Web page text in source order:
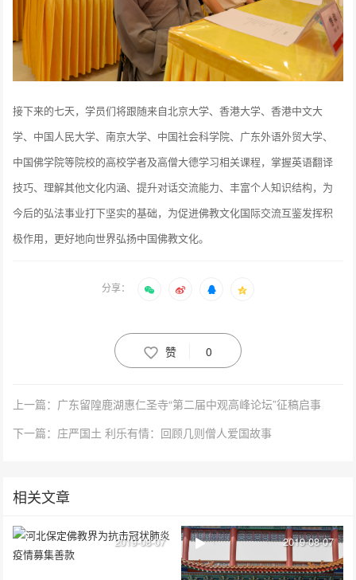
接下来的七天，学员们将跟随来自北京大学、香港大学、香港中文大
学、中国人民大学、南京大学、中国社会科学院、广东外语外贸大学、
中国佛学院等院校的高校学者及高僧大德学习相关课程，掌握英语翻译
技巧、理解其他文化内涵、提升对话交流能力、丰富个人知识结构，为
今后的弘法事业打下坚实的基础，为促进佛教文化国际交流互鉴发挥积
极作用，更好地向世界弘扬中国佛教文化。
分享：
赞 0
上一篇：广东留隍鹿湖惠仁圣寺“第二届中观高峰论坛”征稿启事
下一篇：庄严国土 利乐有情：回顾几则僧人爱国故事
相关文章
2019-08-07 2019-08-07